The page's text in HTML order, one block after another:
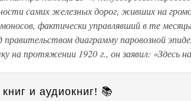
самих железных дорог, живших на
фактически управлявший в те
правительством диаграмму паровозной
на протяжении 1920 г., он заявил: «Здесь
и аудиокниг! 📚